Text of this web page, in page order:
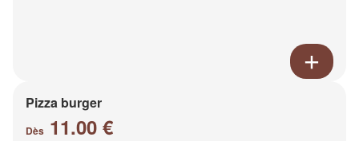
Pizza burger
Dès 11.00 €